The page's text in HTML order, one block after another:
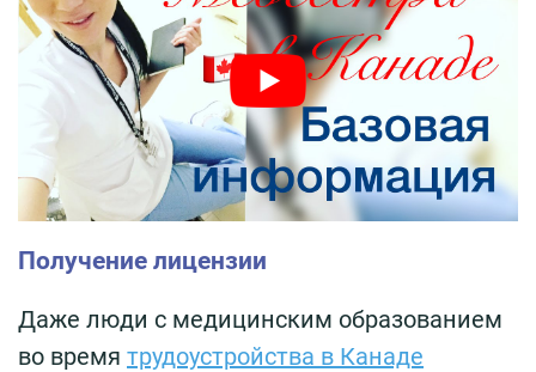
Получение лицензии
Даже люди с медицинским образованием
во время трудоустройства в Канаде